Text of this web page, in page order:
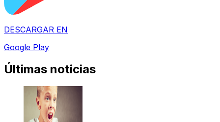
DESCARGAR EN
Google Play
Últimas noticias